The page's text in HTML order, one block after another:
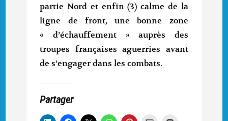
partie Nord et enfin (3) calme de la
ligne de front, une bonne zone
« d’échauffement » auprès des
troupes françaises aguerries avant
de s’engager dans les combats.
Partager